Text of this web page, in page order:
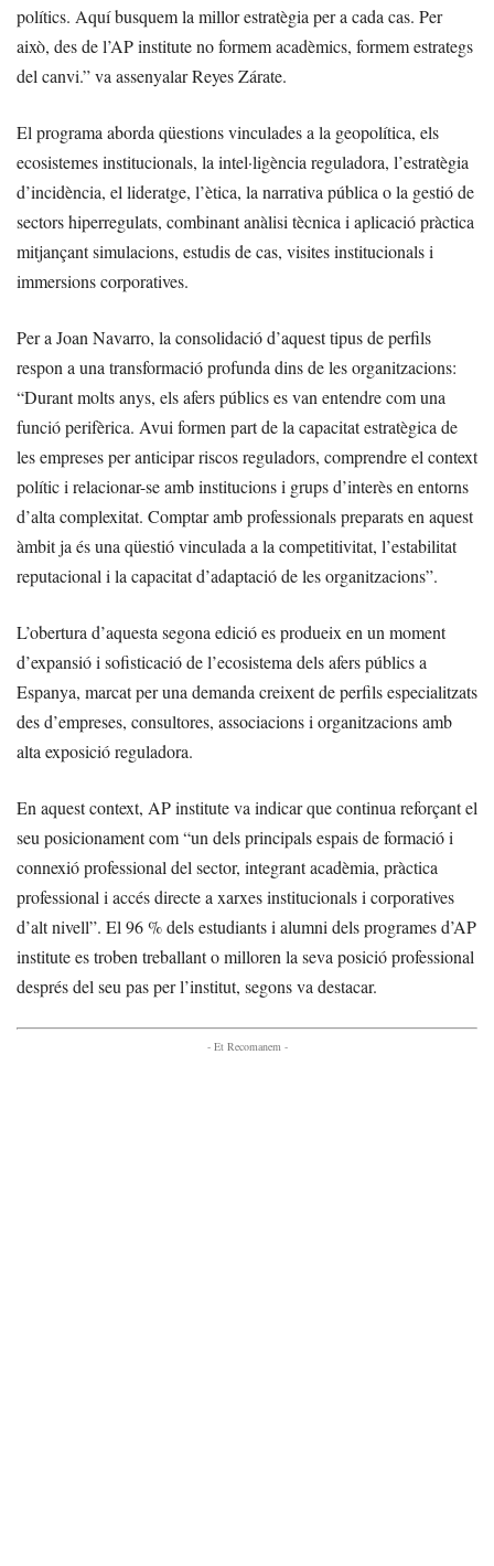
polítics. Aquí busquem la millor estratègia per a cada cas. Per
això, des de l’AP institute no formem acadèmics, formem estrategs
del canvi.” va assenyalar Reyes Zárate.
El programa aborda qüestions vinculades a la geopolítica, els
ecosistemes institucionals, la intel·ligència reguladora, l’estratègia
d’incidència, el lideratge, l’ètica, la narrativa pública o la gestió de
sectors hiperregulats, combinant anàlisi tècnica i aplicació pràctica
mitjançant simulacions, estudis de cas, visites institucionals i
immersions corporatives.
Per a Joan Navarro, la consolidació d’aquest tipus de perfils
respon a una transformació profunda dins de les organitzacions:
“Durant molts anys, els afers públics es van entendre com una
funció perifèrica. Avui formen part de la capacitat estratègica de
les empreses per anticipar riscos reguladors, comprendre el context
polític i relacionar-se amb institucions i grups d’interès en entorns
d’alta complexitat. Comptar amb professionals preparats en aquest
àmbit ja és una qüestió vinculada a la competitivitat, l’estabilitat
reputacional i la capacitat d’adaptació de les organitzacions”.
L’obertura d’aquesta segona edició es produeix en un moment
d’expansió i sofisticació de l’ecosistema dels afers públics a
Espanya, marcat per una demanda creixent de perfils especialitzats
des d’empreses, consultores, associacions i organitzacions amb
alta exposició reguladora.
En aquest context, AP institute va indicar que continua reforçant el
seu posicionament com “un dels principals espais de formació i
connexió professional del sector, integrant acadèmia, pràctica
professional i accés directe a xarxes institucionals i corporatives
d’alt nivell”. El 96 % dels estudiants i alumni dels programes d’AP
institute es troben treballant o milloren la seva posició professional
després del seu pas per l’institut, segons va destacar.
- Et Recomanem -